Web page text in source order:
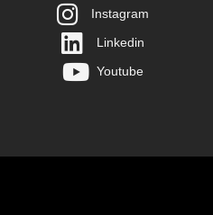
Instagram
Linkedin
Youtube